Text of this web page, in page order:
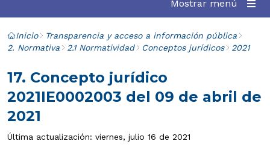
Mostrar menú
Inicio
Transparencia y acceso a información pública
2. Normativa
2.1 Normatividad Conceptos jurídicos 2021
17. Concepto jurídico
2021IE0002003 del 09 de abril de
2021
Última actualización: viernes, julio 16 de 2021